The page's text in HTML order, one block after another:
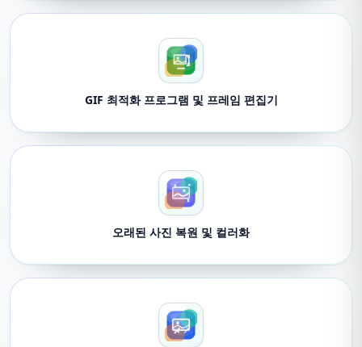
GIF 최적화 프로그램 및 프레임 편집기
오래된 사진 복원 및 컬러화